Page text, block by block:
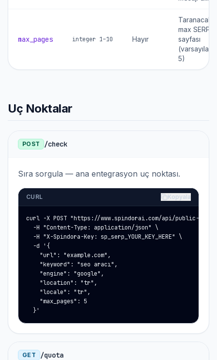
max_pages integer 1–10 Hayır
Taranacak
max SERP
sayfası
(varsayılan
5)
Uç Noktalar
POST /check
Sıra sorgula — ana entegrasyon uç noktası.
CURL Kopyala
curl -X POST "https://www.spindorai.com/api/public-
  -H "Content-Type: application/json" \
  -H "X-Spindora-Key: sp_serp_YOUR_KEY_HERE" \
  -d '{
    "url": "example.com",
    "keyword": "seo aracı",
    "engine": "google",
    "location": "tr",
    "locale": "tr",
    "max_pages": 5
  }'
GET /quota